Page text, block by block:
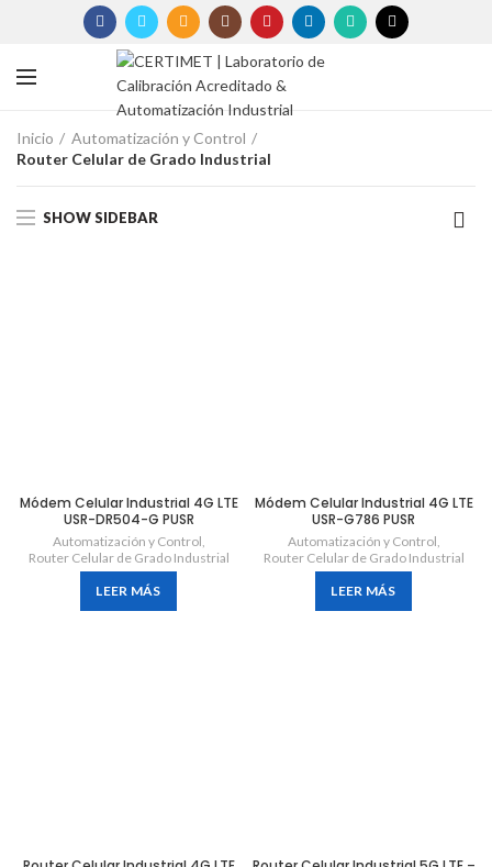
Inicio
Automatización y Control
Router Celular de Grado Industrial
SHOW SIDEBAR
Módem Celular Industrial 4G LTE
USR-DR504-G PUSR
Automatización y Control,
Router Celular de Grado Industrial
LEER MÁS
Módem Celular Industrial 4G LTE
USR-G786 PUSR
Automatización y Control,
Router Celular de Grado Industrial
LEER MÁS